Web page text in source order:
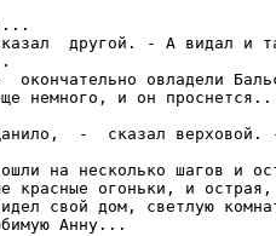
другой. - А видал и
окончательно овладели
немного, и он
-  сказал верховой.
на несколько шагов и
красные огоньки, и
свой дом, светлую
Анну...